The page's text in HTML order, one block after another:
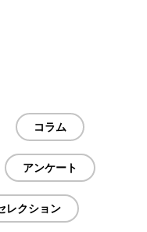
コラム
アンケート
レクション